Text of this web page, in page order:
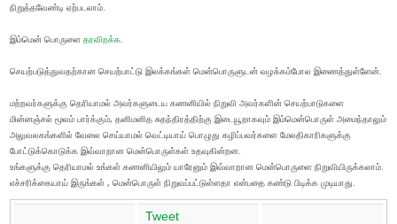
நிறுத்தவேண்டி ஏற்படலாம்.
இம்மென் பொருளை தரவிறக்க.
செயற்படுத்துவதற்கான செயற்பாட்டு இலக்கங்கள் மென்பொருளுடன் வழக்கம்போல இணைத்துள்ளேன்.
மற்றவர்களுக்கு தெரியாமல் அவர்களுடைய கணனியில் நிறுவி அவர்களின் செயற்பாடுகளை
மின்னஞ்சல் மூலம் பார்க்கும், தனிமனித சுதந்திரத்திற்கு இடையூறாகவும் இம்மென்பொருள் அமைந்தாலும்
அலுவலகங்களில் வேலை செய்யாமல் வெட்டியாய் பொழுது கழிப்பவர்களை மேலதிகாரிகளுக்கு
போட்டுக்கொடுக்க இவ்வாறான மென்பொருள்கள் உதவுகின்றன.
உங்களுக்கு தெரியாமல் உங்கள் கணனியிலும் யாரேனும் இவ்வாறான மென்பொருளை நிறுவியிருக்கலாம்.
எச்சரிக்கையாய் இருங்கள் , மென்பொருள் நிறுவப்பட்டுள்ளதா என்பதை கண்டு பிடிக்க முடியாது.
Tweet